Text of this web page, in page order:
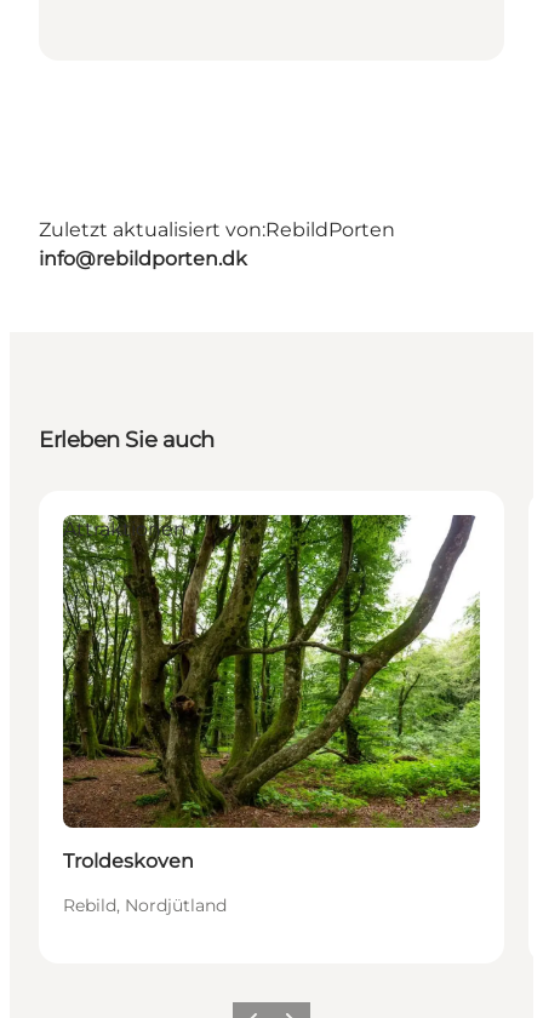
Zuletzt aktualisiert von:RebildPorten
info@rebildporten.dk
Erleben Sie auch
Attraktionen
Troldeskoven
Rebild, Nordjütland